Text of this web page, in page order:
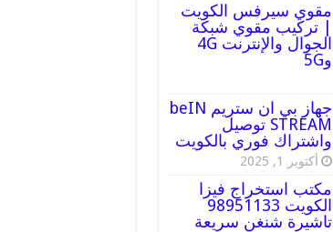
مقوي سيرفس الكويت
| تركيب مقوي شبكة
الجوال والإنترنت 4G
و5G
جهاز بي ان ستريم beIN
STREAM توصيل
واشتراك فوري بالكويت
أكتوبر 1, 2025
مكتب استخراج فيزا
الكويت 98951133
تاشيرة شنغن سريعة